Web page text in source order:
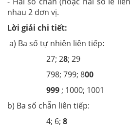
nhau 2 đơn vị.
Lời giải chi tiết:
a) Ba số tự nhiên liên tiếp:
27; 28; 29
798; 799; 800
999 ; 1000; 1001
b) Ba số chẵn liên tiếp:
4; 6; 8